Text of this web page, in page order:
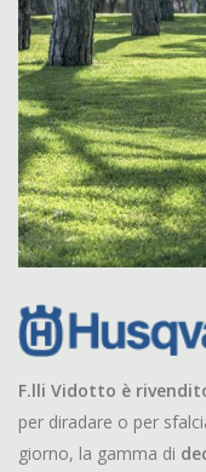
F.lli Vidotto è
per diradare o per
giorno, la gamma di